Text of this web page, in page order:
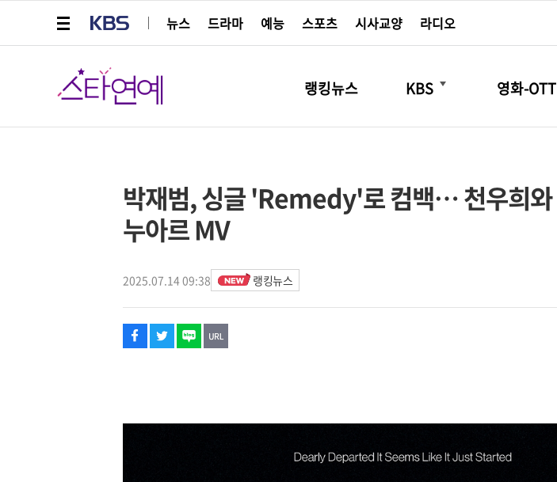
뉴스
드라마 예능 스포츠 시사교양 라디오
스타연예
랭킹뉴스 KBS
더보기
영화-OTT
더보기
박재범, 싱글 'Remedy'로 컴백… 천우희와
누아르 MV
2025.07.14 09:38 랭킹뉴스
페이스북
트위터
네이버
URL복사
글씨 작게보기
글씨 크게보기
스타박스